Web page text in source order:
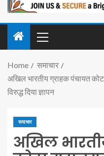
Home
समाचार
अखिल भारतीय ग्राहक पंचायत
विरुद्ध दिया ज्ञापन
समाचार
अखिल